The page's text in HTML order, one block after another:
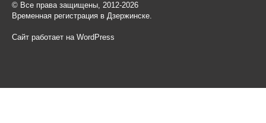
© Все права защищены, 2012-2026
Временная регистрация в Дзержинске.
Сайт работает на WordPress